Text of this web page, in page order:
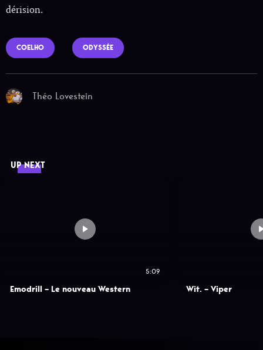
dérision.
COELHO ODYSSÉE
Théo Lovestein
UP NEXT
5:09
Emodrill – Le nouveau Western Wit. – Viper